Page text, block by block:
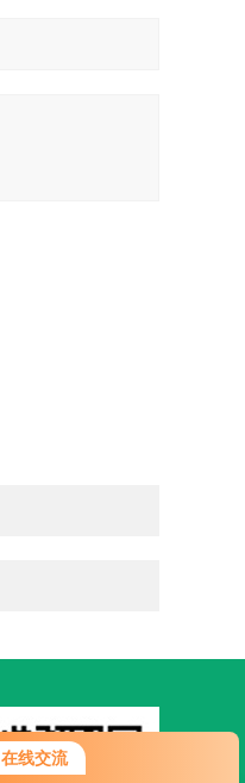
在线交流